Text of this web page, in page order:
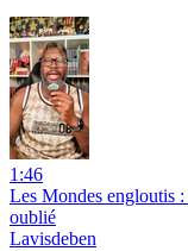
1:46
Les Mondes engloutis
oublié
Lavisdeben